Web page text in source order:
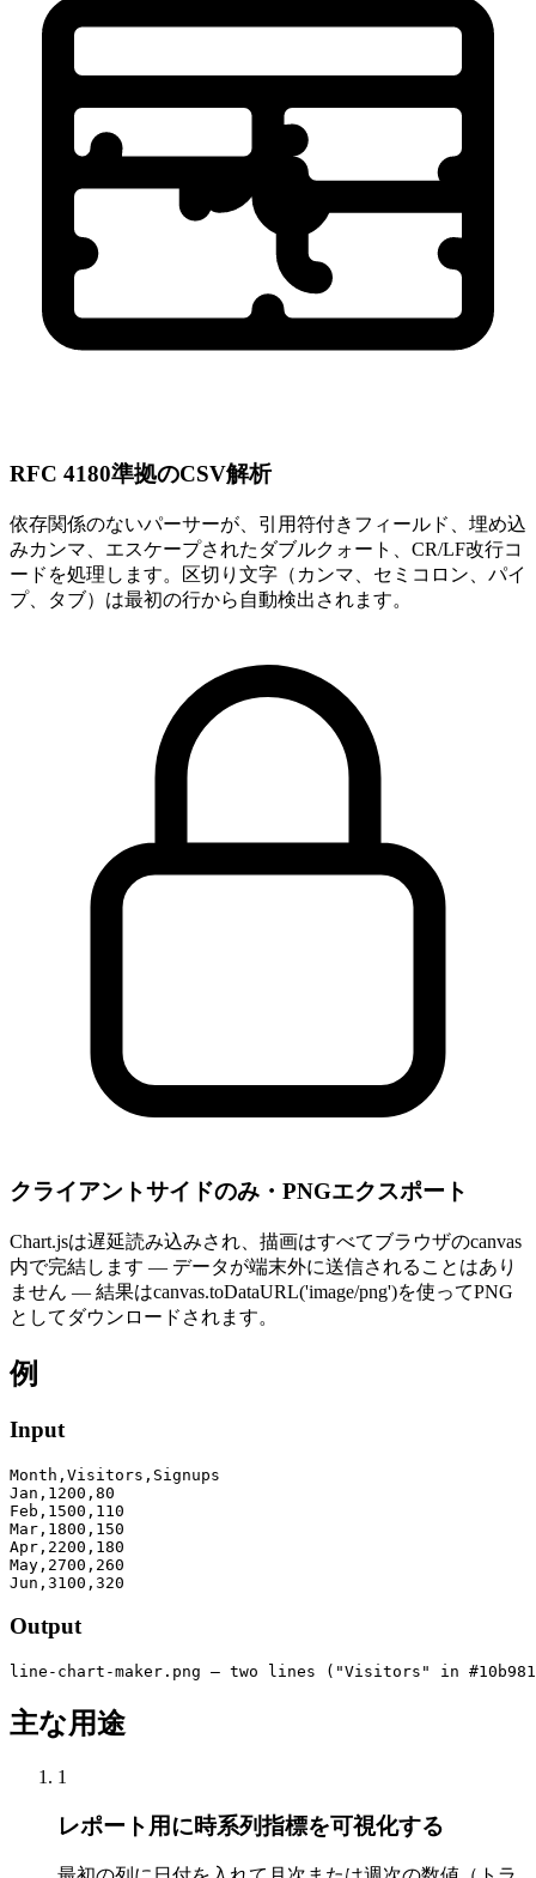
RFC 4180準拠のCSV解析
依存関係のないパーサーが、引用符付きフィールド、埋め込
みカンマ、エスケープされたダブルクォート、CR/LF改行コ
ードを処理します。区切り文字（カンマ、セミコロン、パイ
プ、タブ）は最初の行から自動検出されます。
クライアントサイドのみ・PNGエクスポート
Chart.jsは遅延読み込みされ、描画はすべてブラウザのcanvas
内で完結します — データが端末外に送信されることはあり
ません — 結果はcanvas.toDataURL('image/png')を使ってPNG
としてダウンロードされます。
例
Input
Month,Visitors,Signups
Jan,1200,80
Feb,1500,110
Mar,1800,150
Apr,2200,180
May,2700,260
Jun,3100,320
Output
line-chart-maker.png — two lines ("Visitors" in
主な用途
1
レポート用に時系列指標を可視化する